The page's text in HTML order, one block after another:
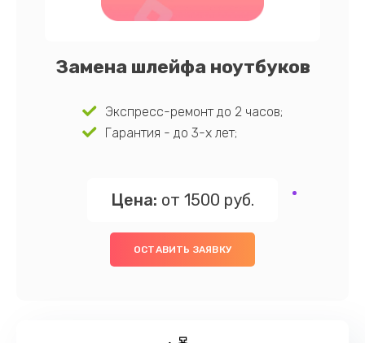
Замена шлейфа ноутбуков
Экспресс-ремонт до 2 часов;
Гарантия - до 3-х лет;
Цена: от 1500 руб.
ОСТАВИТЬ ЗАЯВКУ